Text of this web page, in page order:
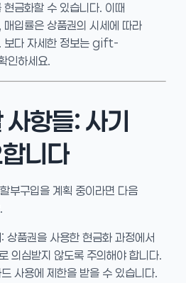
현금화할 수 있습니다. 이때
매입률은 상품권의 시세에 따라
보다 자세한 정보는 gift-
하세요.
항들: 사기
니다
부구입을 계획 중이라면 다음
: 상품권을 사용한 현금화 과정에서
의심받지 않도록 주의해야 합니다.
사용에 제한을 받을 수 있습니다.